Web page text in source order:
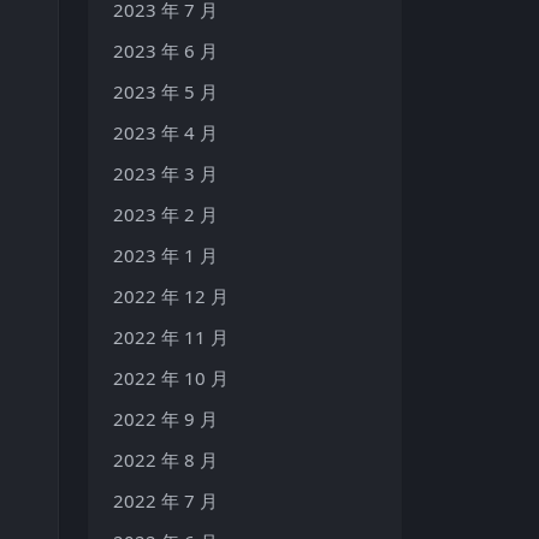
2023 年 7 月
2023 年 6 月
2023 年 5 月
2023 年 4 月
2023 年 3 月
2023 年 2 月
2023 年 1 月
2022 年 12 月
2022 年 11 月
2022 年 10 月
2022 年 9 月
2022 年 8 月
2022 年 7 月